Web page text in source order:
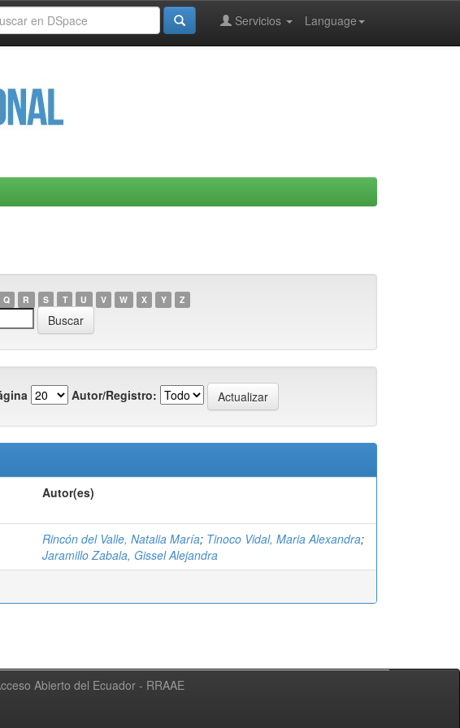
Language
Servicios
Q R S T U V W X Y Z
Autor/Registro:
Autor(es)
Rincón del Valle, Natalia María; Tinoco Vidal, Maria Alexandra;
Jaramillo Zabala, Gissel Alejandra
Abierto del Ecuador - RRAAE